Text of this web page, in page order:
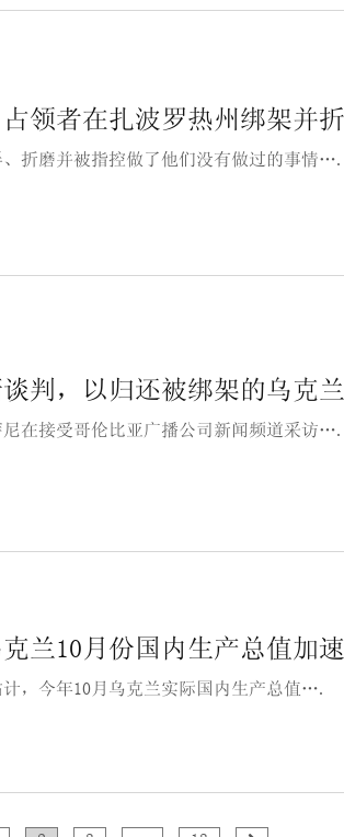
领者在扎波罗热州绑架并
折磨并被指控做了他们没有做过的事情….
判，以归还被绑架的乌克
在接受哥伦比亚广播公司新闻频道采访….
兰10月份国内生产总值加
，今年10月乌克兰实际国内生产总值….